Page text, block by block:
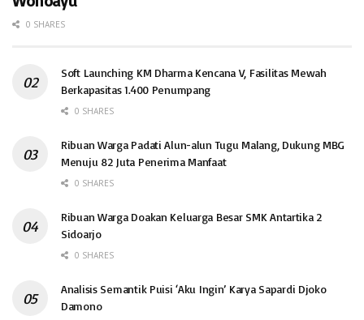
0 SHARES
Soft Launching KM Dharma Kencana V, Fasilitas Mewah
Berkapasitas 1.400 Penumpang
0 SHARES
Ribuan Warga Padati Alun-alun Tugu Malang, Dukung MBG
Menuju 82 Juta Penerima Manfaat
0 SHARES
Ribuan Warga Doakan Keluarga Besar SMK Antartika 2
Sidoarjo
0 SHARES
Analisis Semantik Puisi ‘Aku Ingin’ Karya Sapardi Djoko
Damono